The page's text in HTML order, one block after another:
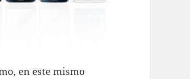
en este mismo